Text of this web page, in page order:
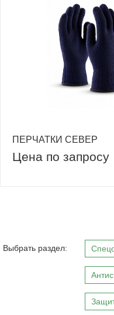
ПЕРЧАТКИ СЕВЕР
Цена по запросу
Выбрать раздел: